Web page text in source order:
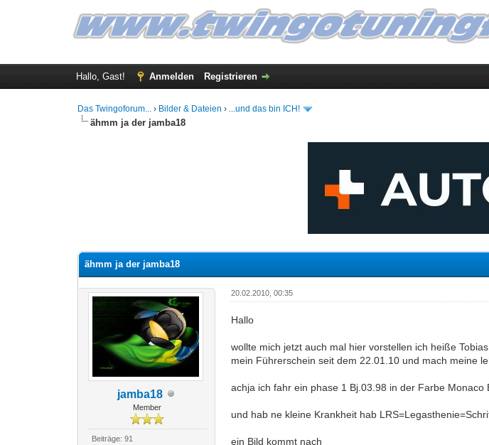
Hallo, Gast! Anmelden Registrieren
Das Twingoforum... › Bilder & Dateien › ...und das bin ICH!
ähmm ja der jamba18
ähmm ja der jamba18
jamba18
Member
Beiträge: 91
20.02.2010, 00:35
Hallo
wollte mich jetzt auch mal hier vorstellen ich heiße
mein Führerschein seit dem 22.01.10 und mach meine
achja ich fahr ein phase 1 Bj.03.98 in der Farbe Monaco
und hab ne kleine Krankheit hab
ein Bild kommt nach